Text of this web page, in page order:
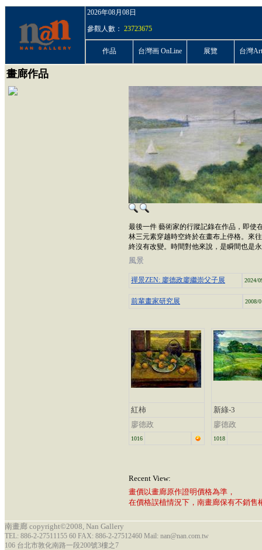
2026年08月08日
參觀人數： 23723675
作品 台灣画 OnLine 展覽 台灣
畫廊作品
最後一件 藝術家的行蹤記錄在作品，即使
林三元素穿越時空終於在畫布上停格。來
終沒有改變。時間對他來說，是瞬間也是
風景
禪景ZEN: 廖德政廖繼崇父子展 2024/
前輩畫家研究展 2008/
紅柿
廖德政
1016
新綠-3
廖德政
1018
Recent View:
畫價以畫廊原作證明價格為準，
在價格誤植情況下，南畫廊保有不銷售
南畫廊 copyright©2008, Nan Gallery
TEL: 886-2-27511155 60 FAX: 886-2-27512460 Mail: nan@nan.com.tw
106 台北市敦化南路一段200號3樓之7